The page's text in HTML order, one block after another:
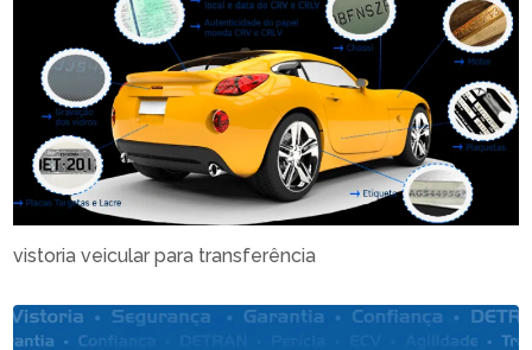
vistoria veicular para transferência